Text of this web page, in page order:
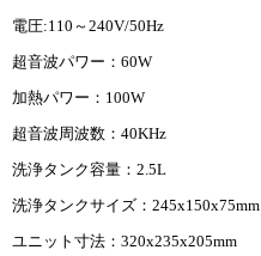
電圧:110～240V/50Hz
超音波パワー：60W
加熱パワー：100W
超音波周波数：40KHz
洗浄タンク容量：2.5L
洗浄タンクサイズ：245x150x75mm
ユニット寸法：320x235x205mm